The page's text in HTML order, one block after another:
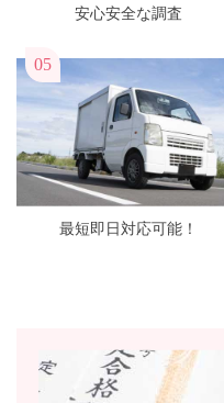
安心安全な調査
05
最短即日対応可能！